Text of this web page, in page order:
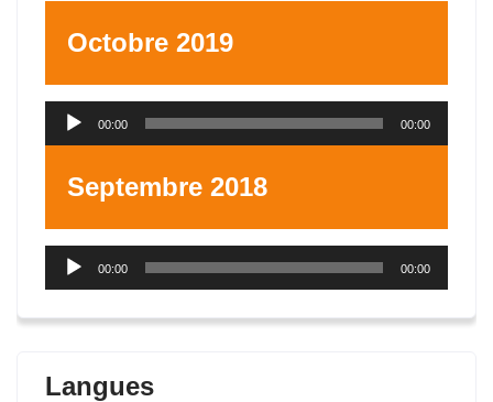
Octobre 2019
Lecteur
00:00 00:00
Septembre 2018
Lecteur
00:00 00:00
Langues